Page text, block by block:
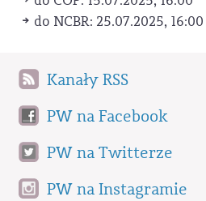
do NCBR: 25.07.2025, 16:00
Kanały RSS
PW na Facebook
PW na Twitterze
PW na Instagramie